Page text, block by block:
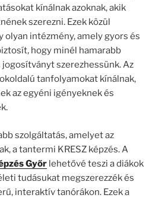
kínálnak azoknak, akik
szerezni. Ezek közül
olyan intézmény, amely gyors és
hogy minél hamarabb
szerezhessünk. Az
tanfolyamokat kínálnak,
az egyéni igényeknek és
szolgáltatás, amelyet az
a tantermi KRESZ képzés. A
Győr lehetővé teszi a diákok
tudásukat megszerezzék és
interaktív tanórákon. Ezek a